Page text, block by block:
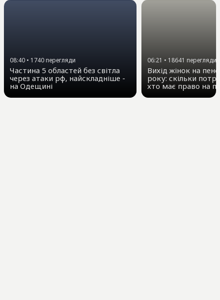
08:40 • 1740перегляди
Частина 5 областей без світла
через атаки рф, найскладніше -
на Одещині
06:21 • 18641 перегляди
Вихід жінок на
року: скільки
хто має право на